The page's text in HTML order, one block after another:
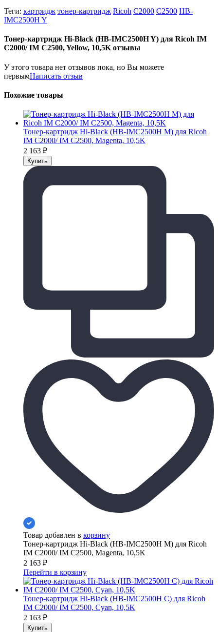
Теги: картридж тонер-картридж Ricoh C2000 C2500 HB-
IMC2500H Y
Тонер-картридж Hi-Black (HB-IMC2500H Y) для Ricoh IM
C2000/ IM C2500, Yellow, 10,5K отзывы
У этого товара нет отзывов пока, но Вы можете
первымНаписать отзыв
Похожие товары
Тонер-картридж Hi-Black (HB-IMC2500H M) для Ricoh
IM C2000/ IM C2500, Magenta, 10,5K
2 163 ₽
Товар добавлен в корзину
Тонер-картридж Hi-Black (HB-IMC2500H M) для Ricoh
IM C2000/ IM C2500, Magenta, 10,5K
2 163 ₽
Перейти в корзину
Тонер-картридж Hi-Black (HB-IMC2500H C) для Ricoh
IM C2000/ IM C2500, Cyan, 10,5K
2 163 ₽